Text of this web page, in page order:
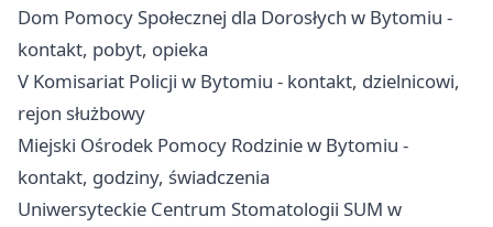
Dom Pomocy Społecznej dla Dorosłych w Bytomiu -
kontakt, pobyt, opieka
V Komisariat Policji w Bytomiu - kontakt, dzielnicowi,
rejon służbowy
Miejski Ośrodek Pomocy Rodzinie w Bytomiu -
kontakt, godziny, świadczenia
Uniwersyteckie Centrum Stomatologii SUM w